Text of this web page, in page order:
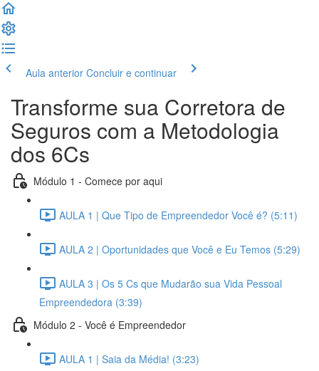
Aula anterior Concluir e continuar
Transforme sua Corretora de
Seguros com a Metodologia
dos 6Cs
Módulo 1 - Comece por aqui
AULA 1 | Que Tipo de Empreendedor Você é? (5:11)
AULA 2 | Oportunidades que Você e Eu Temos (5:29)
AULA 3 | Os 5 Cs que Mudarão sua Vida Pessoal
Empreendedora (3:39)
Módulo 2 - Você é Empreendedor
AULA 1 | Saia da Média! (3:23)